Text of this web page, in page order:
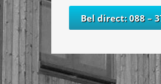
Bel direct: 088 –